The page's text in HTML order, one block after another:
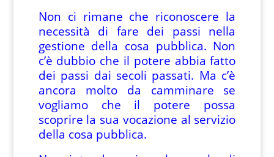
Non ci rimane che riconoscere la
necessità di fare dei passi nella
gestione della cosa pubblica. Non
c’è dubbio che il potere abbia fatto
dei passi dai secoli passati. Ma c’è
ancora molto da camminare se
vogliamo che il potere possa
scoprire la sua vocazione al servizio
della cosa pubblica.